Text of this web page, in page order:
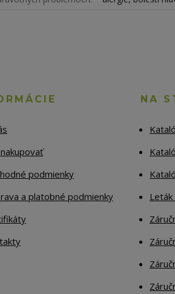
podmienky
a platobné podmienky
NA